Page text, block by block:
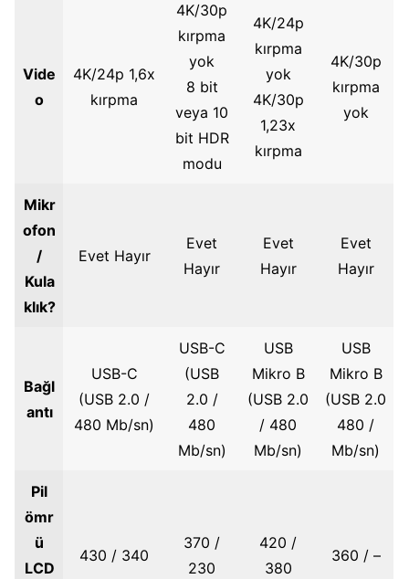
Vide
o
4K/24p 1,6x
kırpma
4K/30p
kırpma
yok
8 bit
veya 10
bit HDR
modu
4K/24p
kırpma
yok
4K/30p
1,23x
kırpma
4K/30p
kırpma
yok
Mikr
ofon
/
Kula
klık?
Evet Hayır
Evet
Hayır
Evet
Hayır
Evet
Hayır
Bağl
antı
USB-C
(USB 2.0 /
480 Mb/sn)
USB-C
(USB
2.0 /
480
Mb/sn)
USB
Mikro B
(USB 2.0
/ 480
Mb/sn)
USB
Mikro B
(USB 2.0
480 /
Mb/sn)
Pil
ömr
ü
LCD
430 / 340
370 /
230
420 /
380
360 / –